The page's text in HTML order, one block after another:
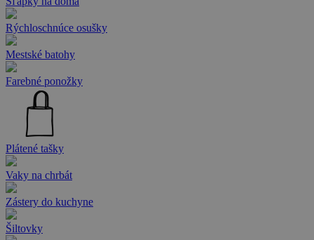
Rýchloschnúce osušky
Mestské batohy
Farebné ponožky
Plátené tašky
Vaky na chrbát
Zástery do kuchyne
Šiltovky